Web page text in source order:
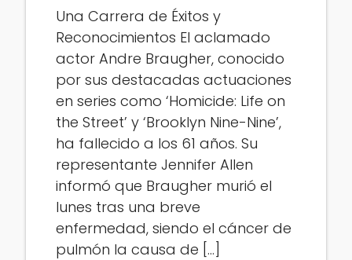
Una Carrera de Éxitos y
Reconocimientos El aclamado
actor Andre Braugher, conocido
por sus destacadas actuaciones
en series como ‘Homicide: Life on
the Street’ y ‘Brooklyn Nine-Nine’,
ha fallecido a los 61 años. Su
representante Jennifer Allen
informó que Braugher murió el
lunes tras una breve
enfermedad, siendo el cáncer de
pulmón la causa de […]